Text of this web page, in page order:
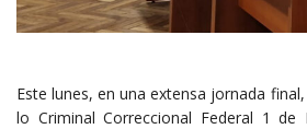
Este lunes, en una extensa jornada
lo Criminal Correccional Federal 1 de